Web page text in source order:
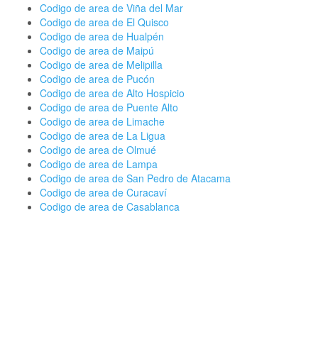
Codigo de area de Viña del Mar
Codigo de area de El Quisco
Codigo de area de Hualpén
Codigo de area de Maipú
Codigo de area de Melipilla
Codigo de area de Pucón
Codigo de area de Alto Hospicio
Codigo de area de Puente Alto
Codigo de area de Limache
Codigo de area de La Ligua
Codigo de area de Olmué
Codigo de area de Lampa
Codigo de area de San Pedro de Atacama
Codigo de area de Curacaví
Codigo de area de Casablanca